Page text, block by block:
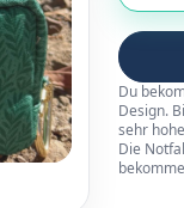
Du
Design.
sehr
Die